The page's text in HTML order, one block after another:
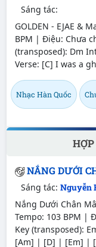
Sáng tác:
GOLDEN - EJAE &
BPM | Điệu: Chưa
(transposed): Dm
Verse: [C] I was a
Nhạc Hàn Quốc
NẮNG DƯỚI
Sáng tác: Nguyễn
Nắng Dưới Chân
Tempo: 103 BPM |
Key (transposed):
[Am] | [D] | [Em] |